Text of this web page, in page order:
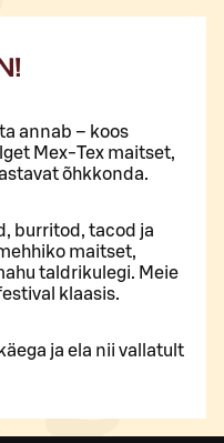
annab – koos
Mex-Tex maitset,
õhkkonda.
burritod, tacod ja
maitset,
taldrikulegi. Meie
klaasis.
ja ela nii vallatult